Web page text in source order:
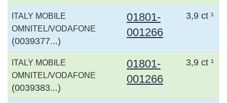
ITALY MOBILE
OMNITEL/VODAFONE
(0039377...)
01801-
001266
3,9 ct ¹
ITALY MOBILE
OMNITEL/VODAFONE
(0039383...)
01801-
001266
3,9 ct ¹